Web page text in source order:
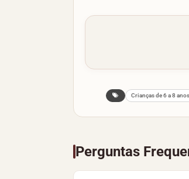
Crianças de 6 a 8 anos
Perguntas